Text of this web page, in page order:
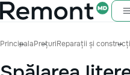
PrincipalaPrețuriReparații și